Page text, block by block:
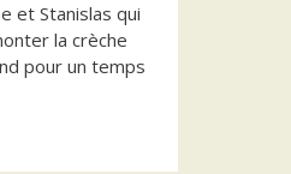
et Stanislas qui
la crèche
pour un temps